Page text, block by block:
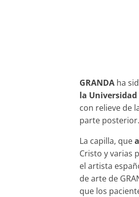
GRANDA ha
la Universidad
con relieve de
parte
La capilla, que
Cristo y varias
el artista
de arte de
que los